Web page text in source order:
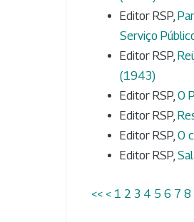
Editor RSP,
Serviço
Editor RSP,
(1943)
Editor RSP, O
Editor RSP,
Editor RSP, O
Editor RSP,
<< < 1 2 3 4 5 6 7 8